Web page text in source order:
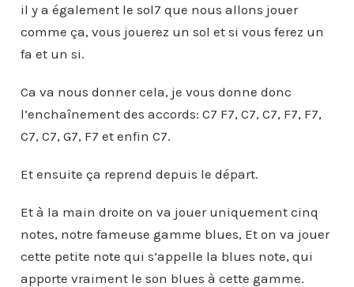
il y a également le sol7 que nous allons jouer
comme ça, vous jouerez un sol et si vous ferez un
fa et un si.
Ca va nous donner cela, je vous donne donc
l’enchaînement des accords: C7 F7, C7, C7, F7, F7,
C7, C7, G7, F7 et enfin C7.
Et ensuite ça reprend depuis le départ.
Et à la main droite on va jouer uniquement cinq
notes, notre fameuse gamme blues, Et on va jouer
cette petite note qui s’appelle la blues note, qui
apporte vraiment le son blues à cette gamme.